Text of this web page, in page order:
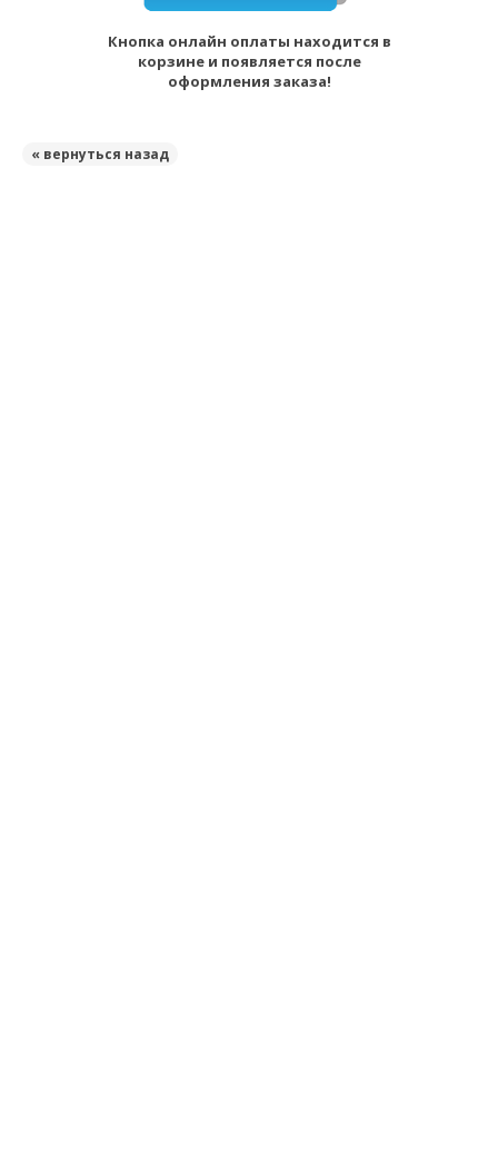
Кнопка онлайн оплаты находится в
корзине и появляется после
оформления заказа!
« вернуться назад